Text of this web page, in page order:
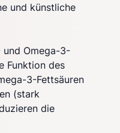
und künstliche
Omega-3-
Funktion des
3-Fettsäuren
(stark
die